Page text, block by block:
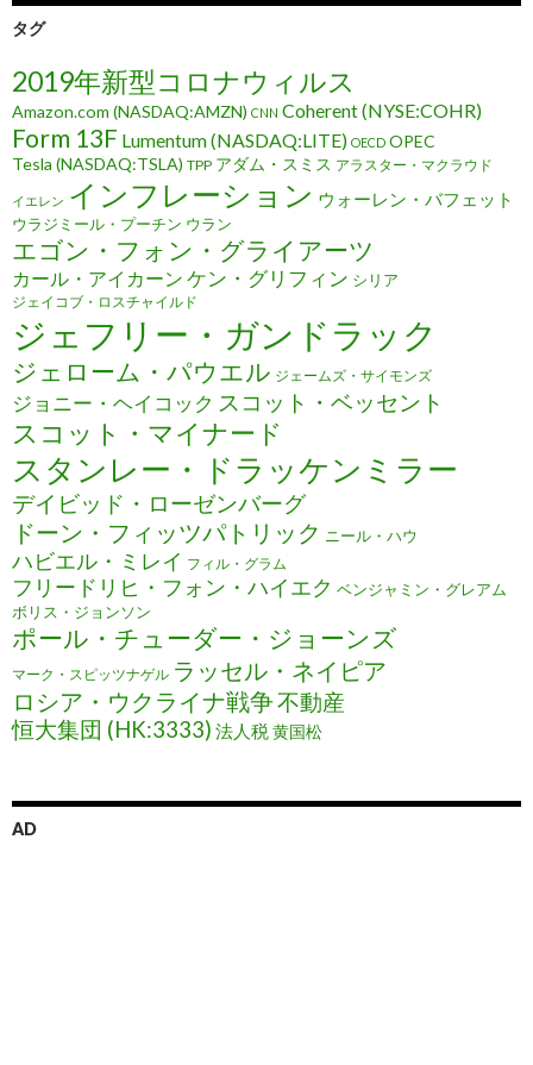
タグ
2019年新型コロナウィルス
Amazon.com (NASDAQ:AMZN) CNN Coherent (NYSE:COHR)
Form 13F Lumentum (NASDAQ:LITE) OECD OPEC
Tesla (NASDAQ:TSLA) TPP アダム・スミス アラスター・マクラウド
イエレン インフレーション ウォーレン・バフェット
ウラジミール・プーチン ウラン
エゴン・フォン・グライアーツ
カール・アイカーン ケン・グリフィン シリア
ジェイコブ・ロスチャイルド
ジェフリー・ガンドラック
ジェローム・パウエル ジェームズ・サイモンズ
ジョニー・ヘイコック スコット・ベッセント
スコット・マイナード
スタンレー・ドラッケンミラー
デイビッド・ローゼンバーグ
ドーン・フィッツパトリック ニール・ハウ
ハビエル・ミレイ フィル・グラム
フリードリヒ・フォン・ハイエク ベンジャミン・グレアム
ボリス・ジョンソン
ポール・チューダー・ジョーンズ
マーク・スピッツナゲル ラッセル・ネイピア
ロシア・ウクライナ戦争不動産
恒大集団 (HK:3333) 法人税黄国松
AD